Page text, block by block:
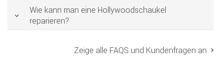
Wie kann man eine Hollywoodschaukel
reparieren?
Zeige alle FAQS und Kundenfragen an